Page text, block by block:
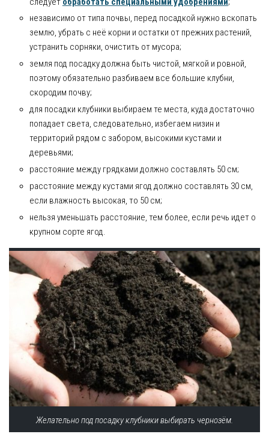
независимо от типа почвы, перед посадкой нужно вскопать
землю, убрать с неё корни и остатки от прежних растений,
устранить сорняки, очистить от мусора;
земля под посадку должна быть чистой, мягкой и ровной,
поэтому обязательно разбиваем все большие клубни,
скородим почву;
для посадки клубники выбираем те места, куда достаточно
попадает света, следовательно, избегаем низин и
территорий рядом с забором, высокими кустами и
деревьями;
расстояние между грядками должно составлять 50 см;
расстояние между кустами ягод должно составлять 30 см,
если влажность высокая, то 50 см;
нельзя уменьшать расстояние, тем более, если речь идет о
крупном сорте ягод.
Желательно под посадку клубники выбирать чернозём.